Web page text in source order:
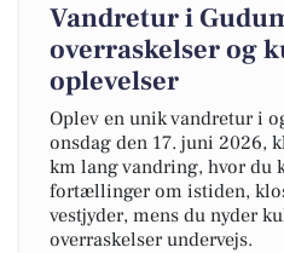
Vandretur i
overraskelser og
oplevelser
Oplev en unik vandretur i
onsdag den 17. juni 2026,
km lang vandring, hvor du
fortællinger om istiden,
vestjyder, mens du nyder
overraskelser undervejs.